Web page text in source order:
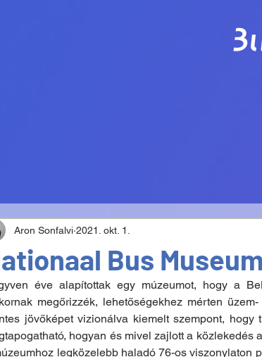
Bus
Aron Sonfalvi 2021. okt. 1.
éve alapítottak egy múzeumot, hogy a
megőrizzék, lehetőségekhez mérten
jövőképet vizionálva kiemelt szempont,
hogyan és mivel zajlott a közlekedés
legközelebb haladó 76-os viszonylaton